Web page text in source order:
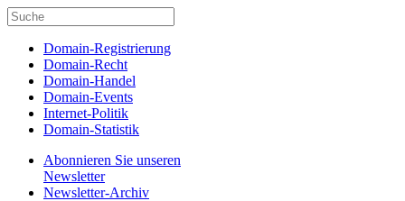
Domain-Registrierung
Domain-Recht
Domain-Handel
Domain-Events
Internet-Politik
Domain-Statistik
Abonnieren Sie unseren
Newsletter
Newsletter-Archiv